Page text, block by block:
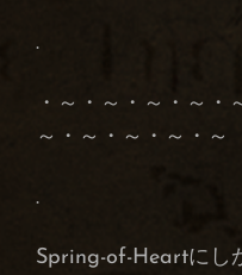
.
・～・～・～・～・
～・～・～・～・～
.
Spring-of-Heartにし